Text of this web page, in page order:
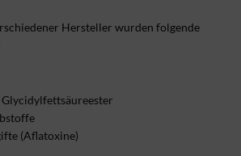
Hersteller wurden folgende
(Aflatoxine)